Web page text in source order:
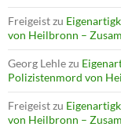
Freigeistzu
von Heilbronn –
Georg Lehlezu
Polizistenmord von
Freigeistzu
von Heilbronn –